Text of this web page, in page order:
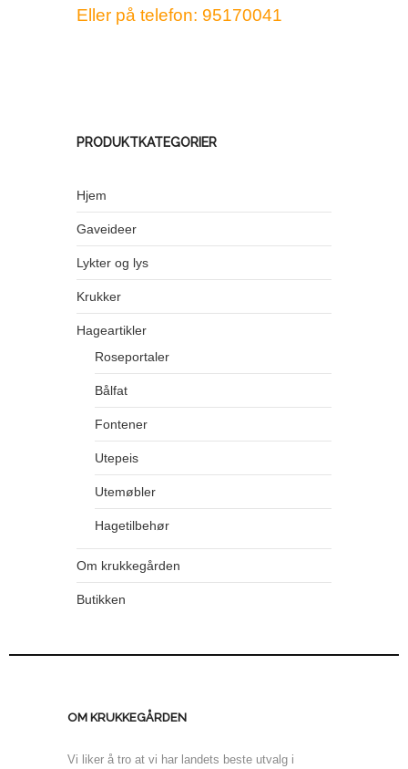
Eller på telefon: 95170041
PRODUKTKATEGORIER
Hjem
Gaveideer
Lykter og lys
Krukker
Hageartikler
Roseportaler
Bålfat
Fontener
Utepeis
Utemøbler
Hagetilbehør
Om krukkegården
Butikken
OM KRUKKEGÅRDEN
Vi liker å tro at vi har landets beste utvalg i